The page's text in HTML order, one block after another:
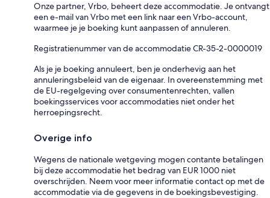
Onze partner, Vrbo, beheert deze accommodatie. Je ontvangt
een e-mail van Vrbo met een link naar een Vrbo-account,
waarmee je je boeking kunt aanpassen of annuleren.
Registratienummer van de accommodatie CR-35-2-0000019
Als je je boeking annuleert, ben je onderhevig aan het
annuleringsbeleid van de eigenaar. In overeenstemming met
de EU-regelgeving over consumentenrechten, vallen
boekingsservices voor accommodaties niet onder het
herroepingsrecht.
Overige info
Wegens de nationale wetgeving mogen contante betalingen
bij deze accommodatie het bedrag van EUR 1000 niet
overschrijden. Neem voor meer informatie contact op met de
accommodatie via de gegevens in de boekingsbevestiging.